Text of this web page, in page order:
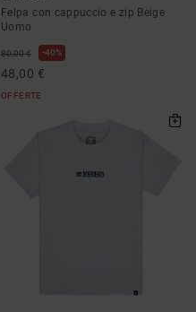
Felpa con cappuccio e zip Beige
Uomo
80,00 € 40%
48,00 €
OFFERTE